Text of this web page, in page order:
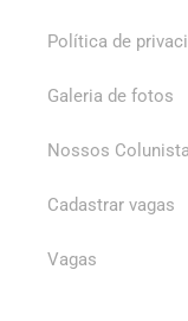
Política de
Galeria de fotos
Nossos
Cadastrar vagas
Vagas